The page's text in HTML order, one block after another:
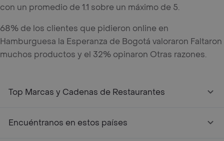
con un promedio de 1.1 sobre un máximo de 5.
68% de los clientes que pidieron online en
Hamburguesa la Esperanza de Bogotá valoraron Faltaron
muchos productos y el 32% opinaron Otras razones.
Top Marcas y Cadenas de Restaurantes
Encuéntranos en estos países